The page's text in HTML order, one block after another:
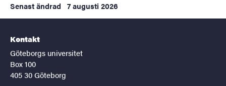
Senast ändrad 7 augusti 2026
Kontakt
Göteborgs universitet
Box 100
405 30 Göteborg